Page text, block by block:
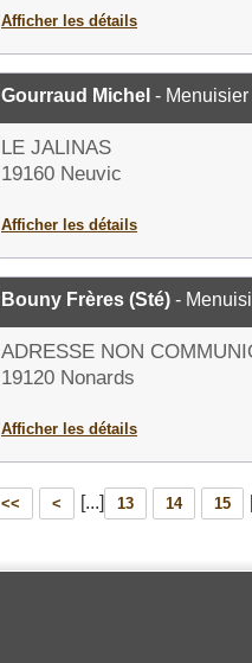
Afficher les détails
Gourraud Michel - Menuisier
LE JALINAS
19160 Neuvic
Afficher les détails
Bouny Frères (Sté) -
ADRESSE NON
19120 Nonards
Afficher les détails
<< < [...] 13 14 15